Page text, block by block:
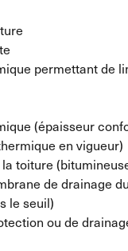
permettant de
(épaisseur
en vigueur)
toiture
de drainage
le seuil)
ou de